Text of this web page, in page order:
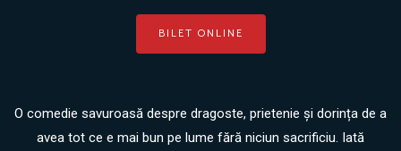
BILET ONLINE
O comedie savuroasă despre dragoste, prietenie și dorința de a
avea tot ce e mai bun pe lume fără niciun sacrificiu. Iată